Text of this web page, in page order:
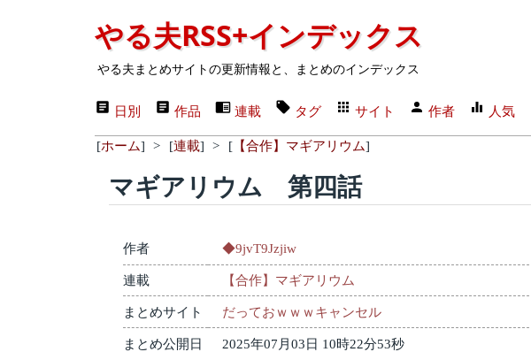
やる夫RSS+インデックス
やる夫まとめサイトの更新情報と、まとめのインデックス
日別 作品 連載 タグ サイト 作者 人気
[ホーム] > [連載] > [【合作】マギアリウム]
マギアリウム 第四話
作者 ◆9jvT9Jzjiw
連載 【合作】マギアリウム
まとめサイト だっておｗｗｗキャンセル
まとめ公開日 2025年07月03日 10時22分53秒